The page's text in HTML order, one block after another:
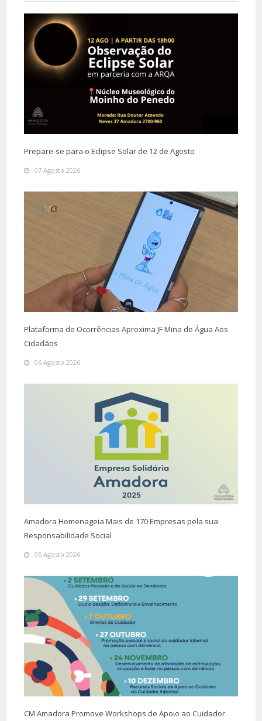
Prepare-se para o Eclipse Solar de 12 de Agosto
07 Agosto 2026
Plataforma de Ocorrências Aproxima JF Mina de Água Aos
Cidadãos
06 Agosto 2026
Amadora Homenageia Mais de 170 Empresas pela sua
Responsabilidade Social
05 Agosto 2026
CM Amadora Promove Workshops de Apoio ao Cuidador